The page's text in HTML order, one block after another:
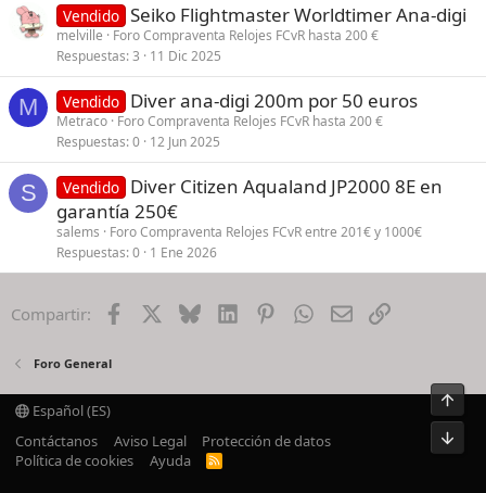
Vendido Seiko Flightmaster Worldtimer Ana-digi
melville
Foro Compraventa Relojes FCvR hasta 200 €
Respuestas 3 11 Dic 2025
M Vendido Diver ana-digi 200m por 50 euros
Metraco Foro Compraventa Relojes FCvR hasta 200 €
Respuestas 0 12 Jun 2025
S Vendido Diver Citizen Aqualand JP2000 8E en
garantía 250€
salems
Foro Compraventa Relojes FCvR entre 201€ y 1000€
Respuestas 0 1 Ene 2026
Compartir: Facebook BlueskyLinkedInPinterestWhatsApp
EmailEnlace
Foro General
Español (ES)
Contáctanos
Aviso Legal
Protección de datos
Política de cookies
Ayuda
R